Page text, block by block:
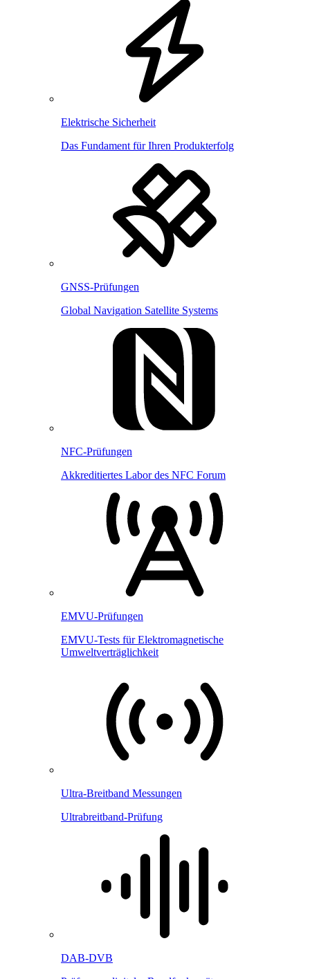
Elektrische Sicherheit
Das Fundament für Ihren Produkterfolg
GNSS-Prüfungen
Global Navigation Satellite Systems
NFC-Prüfungen
Akkreditiertes Labor des NFC Forum
EMVU-Prüfungen
EMVU-Tests für Elektromagnetische
Umweltverträglichkeit
Ultra-Breitband Messungen
Ultrabreitband-Prüfung
DAB-DVB